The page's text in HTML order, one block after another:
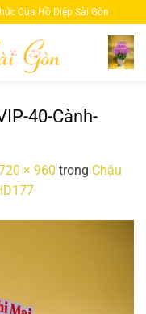
Của Hồ Diệp Sài Gòn
40-Cành-
× 960 trong Chậu